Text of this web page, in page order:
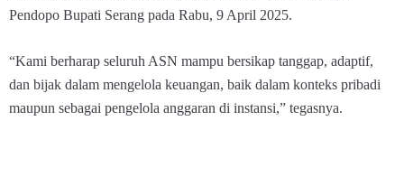
Pendopo Bupati Serang pada Rabu, 9 April 2025.
“Kami berharap seluruh ASN mampu bersikap tanggap, adaptif,
dan bijak dalam mengelola keuangan, baik dalam konteks pribadi
maupun sebagai pengelola anggaran di instansi,” tegasnya.